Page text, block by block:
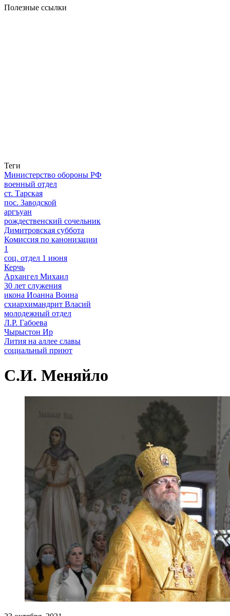
Полезные ссылки
Теги
Министерство обороны РФ
военный отдел
ст. Тарская
пос. Заводской
аргъуан
рождественский сочельник
Димитровская суббота
Комиссия по канонизации
1
соц. отдел 1 июня
Керчь
Архангел Михаил
30 лет служения
икона Иоанна Воина
схиархимандрит Власий
молодежный отдел
Л.Р. Габоева
Чырыстон Ир
Лития на аллее славы
социальный приют
С.И. Меняйло